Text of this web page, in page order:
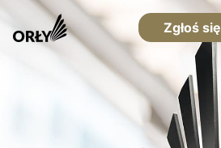
Zgłoś się